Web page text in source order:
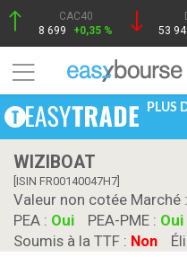
CAC40
8 699
+0,35 %
53
PLUS
WIZIBOAT
[ISIN FR00140047H7]
Valeur non cotée Marché :
PEA : Oui PEA-PME : Oui
Soumis à la TTF : Non